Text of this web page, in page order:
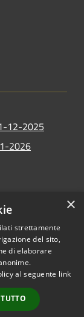
12-2025
2026
• Comune di
• Powered by
•
Accesso
×
strettamente
del sito,
di elaborare
al seguente link